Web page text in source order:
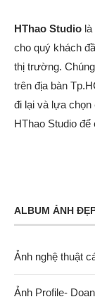
HThao Studio
cho quý khách
thị trường.
trên địa bàn
đi lại và lựa
HThao Studio để
ALBUM ẢNH
Ảnh nghệ thuật
Ảnh Profile-